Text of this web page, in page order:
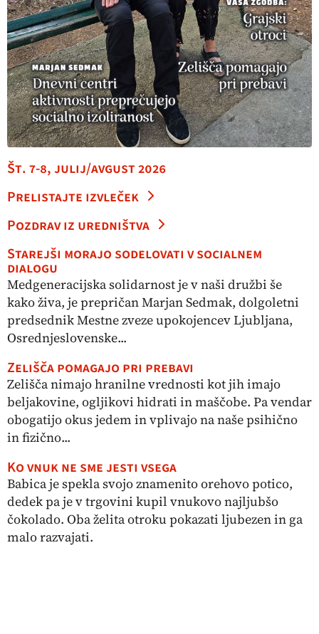
Št. 7-8, julij/avgust 2026
Prelistajte izvleček
Pozdrav iz uredništva
Starejši morajo sodelovati v socialnem
dialogu
Medgeneracijska solidarnost je v naši družbi še
kako živa, je prepričan Marjan Sedmak, dolgoletni
predsednik Mestne zveze upokojencev Ljubljana,
Osrednjeslovenske...
Zelišča pomagajo pri prebavi
Zelišča nimajo hranilne vrednosti kot jih imajo
beljakovine, ogljikovi hidrati in maščobe. Pa vendar
obogatijo okus jedem in vplivajo na naše psihično
in fizično...
Ko vnuk ne sme jesti vsega
Babica je spekla svojo znamenito orehovo potico,
dedek pa je v trgovini kupil vnukovo najljubšo
čokolado. Oba želita otroku pokazati ljubezen in ga
malo razvajati.